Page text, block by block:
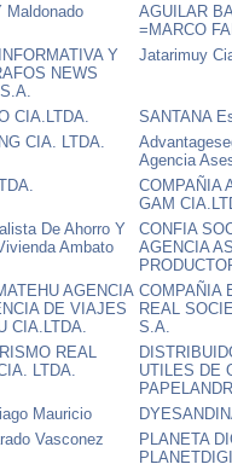
Maldonado
AGUILAR
=MARCO
Y
NEWS
Jatarimuy
CIA.LTDA.
SANTANA
CIA. LTDA.
Agencia
COMPAÑIA
GAM
De Ahorro Y
Ambato
CONFIA
AGENCIA
AGENCIA
DE VIAJES
CIA.LTDA.
COMPAÑIA
REAL
S.A.
REAL
LTDA.
UTILES DE
Mauricio
Vasconez
PLANETA